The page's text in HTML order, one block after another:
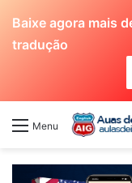
Baixe agora mais
tradução
Menu